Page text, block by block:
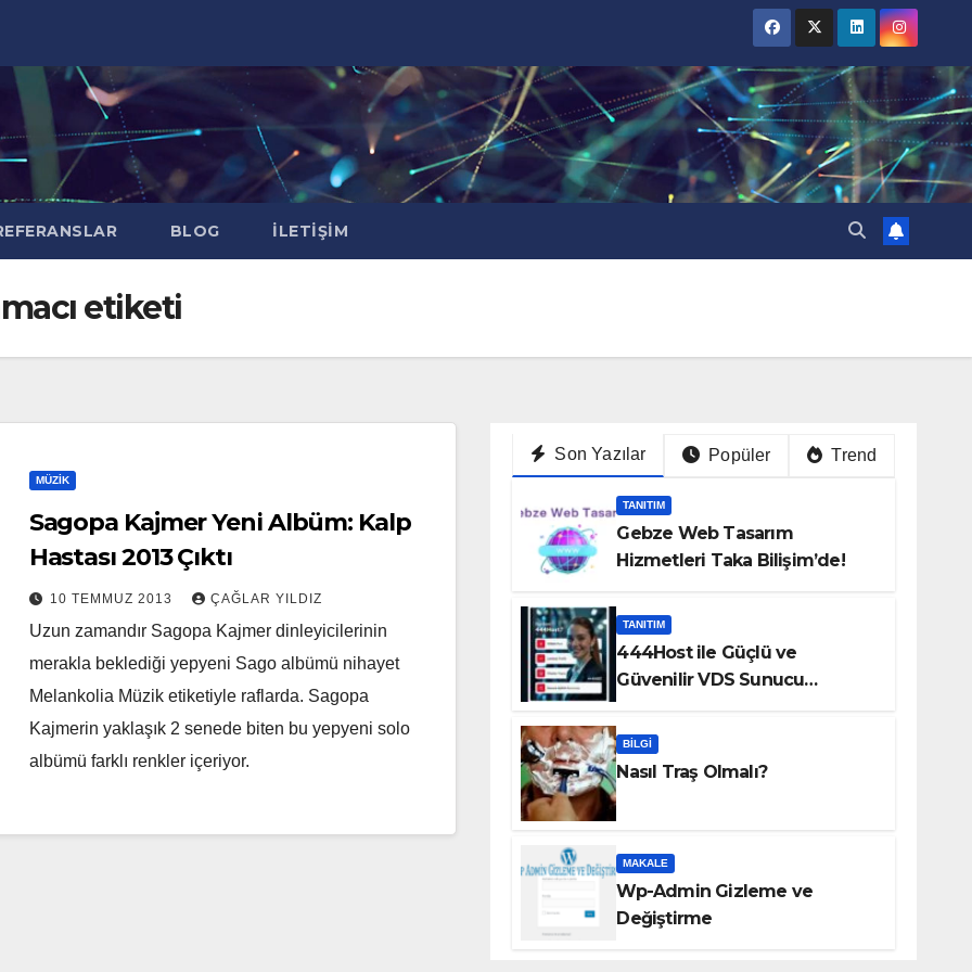
BLOG İLETIŞIM
etiketi
MÜZIK
Sagopa Kajmer Yeni Albüm: Kalp
Hastası 2013 Çıktı
10 TEMMUZ 2013 ÇAĞLAR YILDIZ
Uzun zamandır Sagopa Kajmer dinleyicilerinin
merakla beklediği yepyeni Sago albümü nihayet
Melankolia Müzik etiketiyle raflarda. Sagopa
Kajmerin yaklaşık 2 senede biten bu yepyeni solo
albümü farklı renkler içeriyor.
Son Yazılar Popüler Trend
TANITIM
Gebze Web Tasarım
Hizmetleri Taka Bilişim’de!
TANITIM
444Host ile Güçlü ve
Güvenilir VDS Sunucu
BILGI
Nasıl Traş Olmalı?
MAKALE
Wp-Admin Gizleme ve
Değiştirme